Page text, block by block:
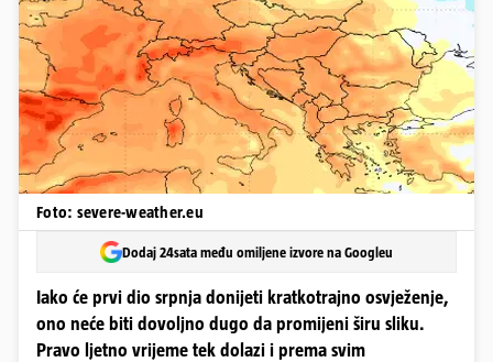
Foto: severe-weather.eu
Dodaj 24sata među omiljene izvore na Googleu
Iako će prvi dio srpnja donijeti kratkotrajno osvježenje,
ono neće biti dovoljno dugo da promijeni širu sliku.
Pravo ljetno vrijeme tek dolazi i prema svim